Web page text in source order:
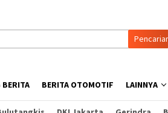
BERITA BERITA OTOMOTIF LAINNYA